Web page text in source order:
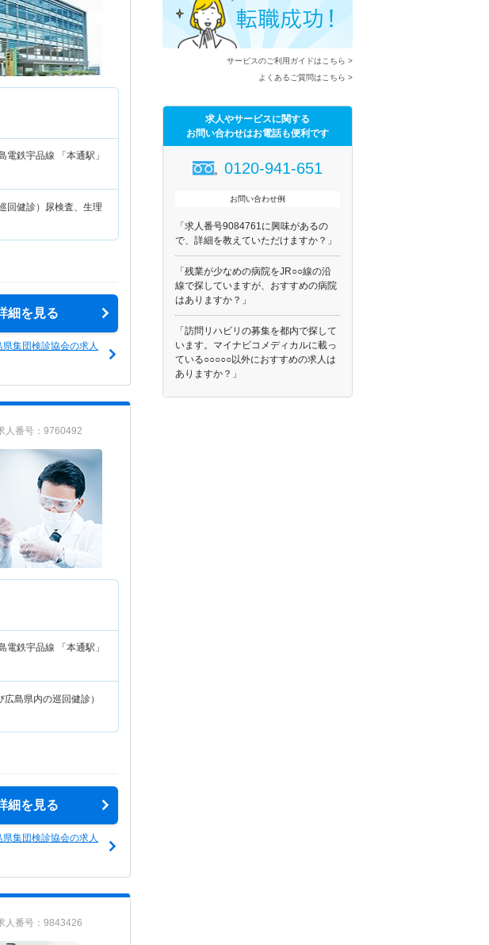
鉄宇品線 「本通駅」
回健診）尿検査、生理
細を見る
集団検診協会の求人
番号：9760492
鉄宇品線 「本通駅」
島県内の巡回健診）
細を見る
集団検診協会の求人
番号：9843426
サービスのご利用ガイドはこちら >
よくあるご質問はこちら >
求人やサービスに関する
お問い合わせはお電話も便利です
0120-941-651
お問い合わせ例
「求人番号9084761に興味があるの
で、詳細を教えていただけますか？」
「残業が少なめの病院をJR○○線の沿
線で探していますが、おすすめの病院
はありますか？」
「訪問リハビリの募集を都内で探して
います。マイナビコメディカルに載っ
ている○○○○○以外におすすめの求人は
ありますか？」